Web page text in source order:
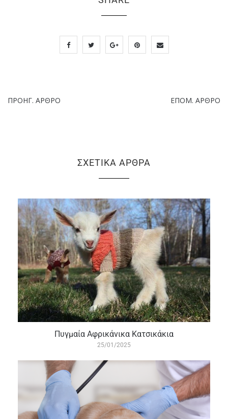
ΠΡΟΗΓ. ΆΡΘΡΟ ΕΠΌΜ. ΆΡΘΡΟ
ΣΧΕΤΙΚΆ ΆΡΘΡΑ
Πυγμαία Αφρικάνικα Κατσικάκια
25/01/2025